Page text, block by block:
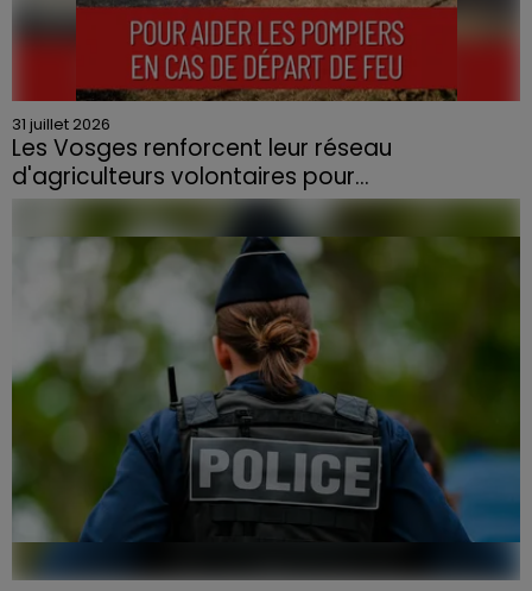
31 juillet 2026
Les Vosges renforcent leur réseau
d'agriculteurs volontaires pour...
Face à la sécheresse et aux risques de départs de feu,
la Chambre d'agriculture des Vosges a lancé un appel
aux agriculteurs volontaires pour venir en aide...